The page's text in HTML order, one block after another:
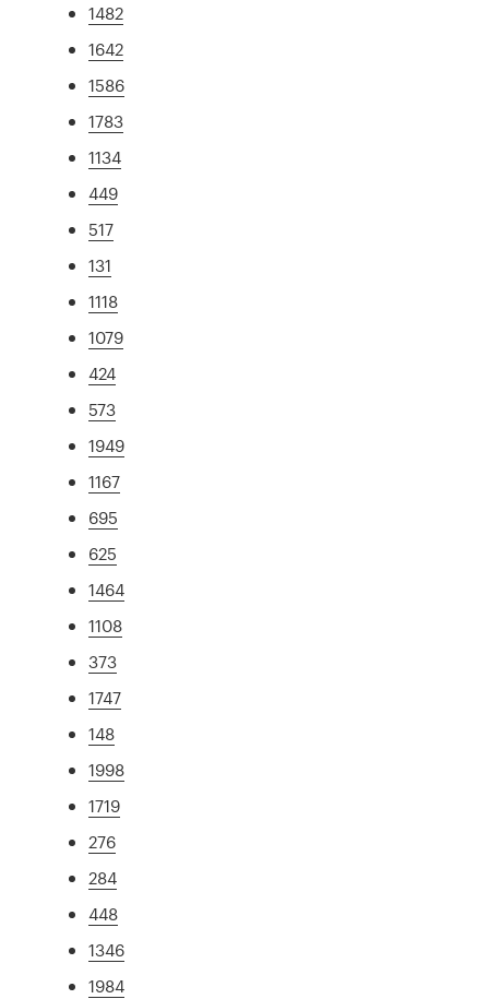
1482
1642
1586
1783
1134
449
517
131
1118
1079
424
573
1949
1167
695
625
1464
1108
373
1747
148
1998
1719
276
284
448
1346
1984